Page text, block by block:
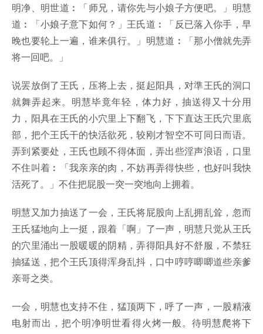
明净、明世道︰「师兄，请你先与小娘子方便吧。」明慧
道︰「小娘子意下如何？」王氏道︰「反已落入你手，早
晚也要轮上一遍，谁来俱行。」明慧道︰「那小僧就先弄
将一回吧。」
说罢放倒了王氏，压将上去，挺起阳具，对準王氏的洞口
就舞弄起来。明慧毕竟年轻，体力好，抽送得又十分用
力，阳具在王氏的小穴里上下翻飞，下下直达王氏穴里底
部，把个王氏干的快活欲死，较刚才智空不可同日而语。
弄到紧要处，王氏也顾不得体面，弄出些淫声浪语，口里
不住叫着︰「我亲亲的肉，不妨再弄得快些，也好叫我快
活死了。」不住把屁股一突一突地向上拥着。
明慧又加力抽送了一会，王氏将屁股向上乱拥乱耸，忽而
王氏猛地向上一挺，跟着「啊」了一声，明慧只觉从王氏
的穴里涌出一股暖暖的阴精，弄得阳具好不舒服，不禁狂
抽猛送，把个王氏顶得浑身乱抖，口中哼哼唧唧道些亲爹
亲哥之类。
一会，明慧也支持不住，猛顶两下，呼了一声，一股精液
电射而出，把个明净明世看得火烤一般。待明慧爬将下